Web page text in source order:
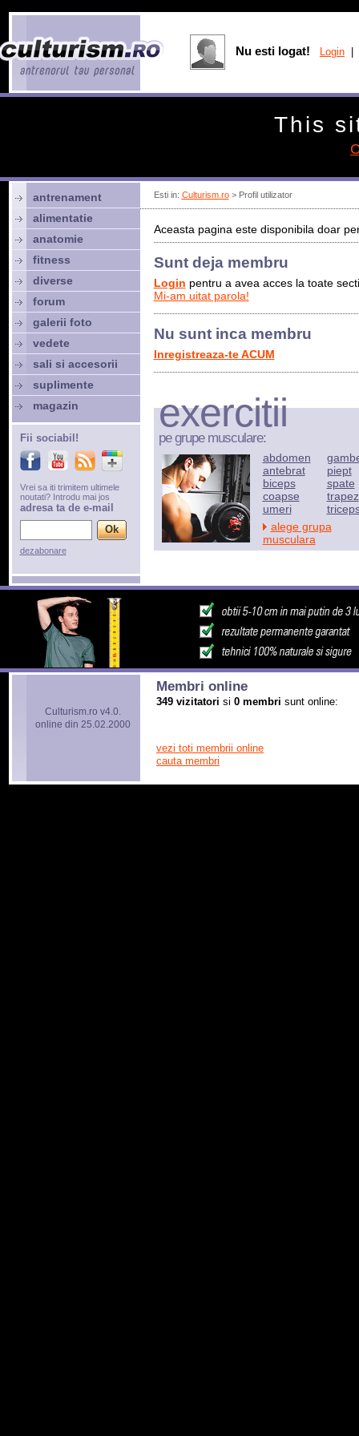
Esti in: Culturism.ro> Profil utilizator
Aceasta pagina este disponibila doar
Sunt deja membru
Login pentru a avea acces la toate
Mi-am uitat parola!
Nu sunt inca membru
Inregistreaza-te ACUM
exercitii
pe grupe musculare:
abdomen
antebrat
biceps
coapse
umeri
piept
spate
trapez
alege grupa
musculara
antrenament
alimentatie
anatomie
fitness
diverse
forum
galerii foto
vedete
sali si accesorii
suplimente
magazin
Fii sociabil!
Vrei sa iti trimitem ultimele
noutati? Introdu mai jos
adresa ta de e-mail
dezabonare
Culturism.ro v4.0.
online din 25.02.2000
Membri online
349 vizitatori si 0 membri sunt online:
vezi toti membrii online
cauta membri
Nu esti logat! Login
This